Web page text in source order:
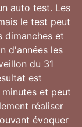
auto test. Les
le test peut
dimanches et
d'années les
du 31
est
et peut
réaliser
évoquer